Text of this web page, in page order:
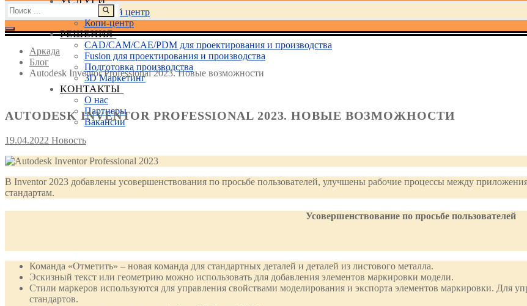
Учебный центр
Копи-центр
РЕШЕНИЯ
CAD/CAM/CAE/PDM для проектирования и производства
Fusion для проектирования и производства
Подготовка производства
3D Маркетинг
КОНТАКТЫ
О нас
Партнеры
Вакансии
Найти:
Аркада
Блог
Autodesk Inventor Professional 2023. Новые возможности
AUTODESK INVENTOR PROFESSIONAL 2023. НОВЫЕ ВОЗМОЖНОСТИ
19.04.2022 Новость
В Inventor 2023 добавлены усовершенствования по просьбе пользователей, улучшены рабочие процессы между
стандартам.
Усовершенствование по просьбе пользователей
Команда «Отметить» – новая команда для стандартных деталей и деталей из листового металла.
Эскизный текст или геометрию можно использовать для добавления элементов маркировки модели.
Стили маркеров используются для управления свойствами моделирования и экспорта элементов маркировки. Для
стандартов.